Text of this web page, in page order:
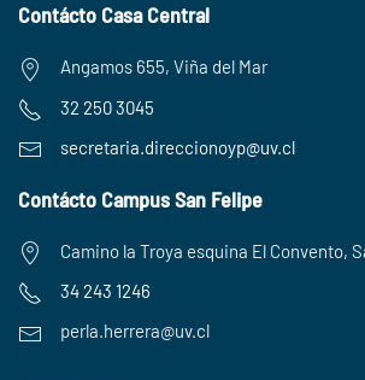
Contácto Casa Central
Angamos 655, Viña del Mar
32 250 3045
secretaria.direccionoyp@uv.cl
Contácto Campus San Felipe
Camino la Troya esquina El Convento,
34 243 1246
perla.herrera@uv.cl